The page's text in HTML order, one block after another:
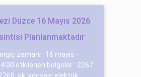
Düzce 16 Mayıs 2026
Planlanmaktadır
zamanı : 16 mayıs -
etkilenen bölgeler : 2267.
sk. koçyazı elektrik